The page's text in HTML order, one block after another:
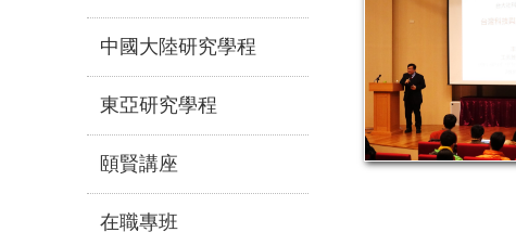
中國大陸研究學程
東亞研究學程
頤賢講座
在職專班